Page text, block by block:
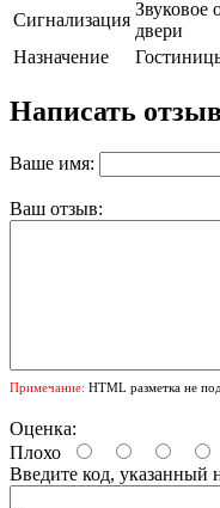
Сигнализация
Звуковое
двери
Назначение
Написать
Ваше имя:
Ваш отзыв:
Примечание: HTML разметка не
Оценка:
Плохо
Введите код, указанный